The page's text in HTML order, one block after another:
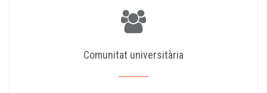
Comunitat universitària